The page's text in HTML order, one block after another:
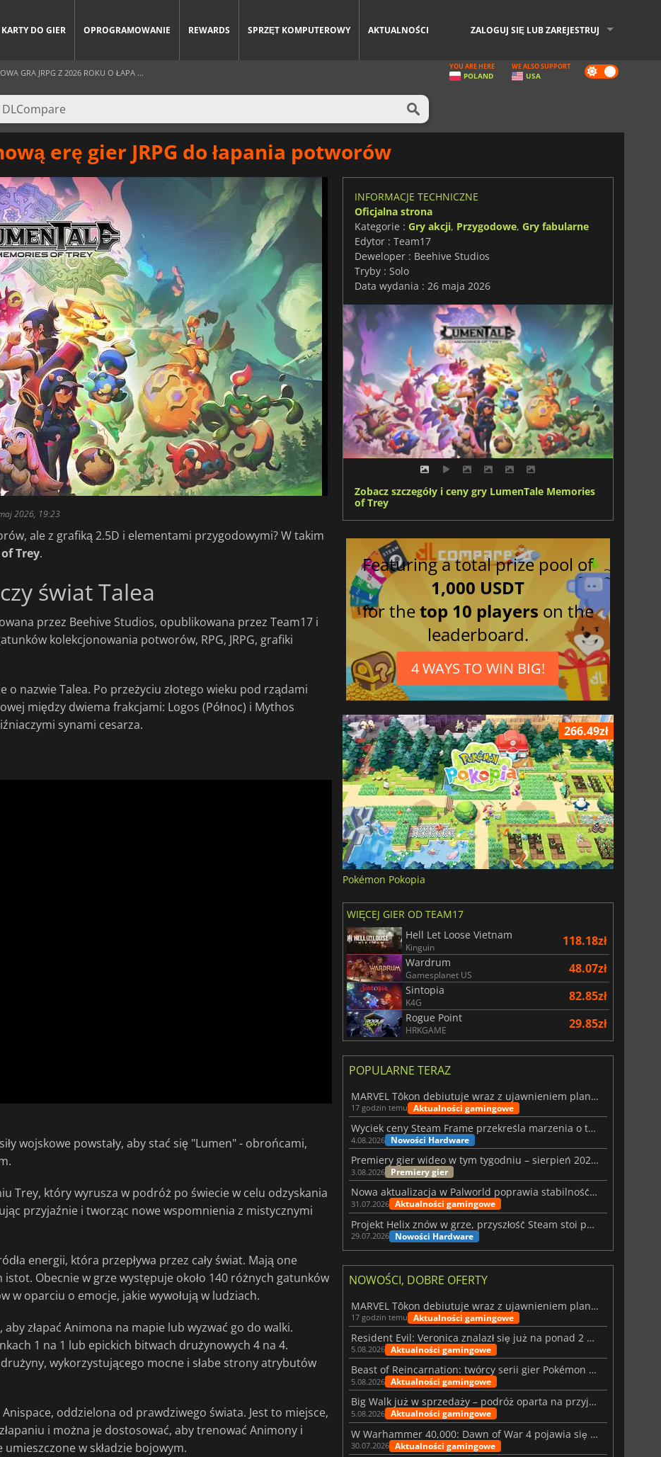
KARTY DO GIER OPROGRAMOWANIE REWARDS SPRZĘT KOMPUTEROWY AKTUALNOŚCI ZALOGUJ SIĘ LUB ZAREJESTRUJ
GRA JRPG Z 2026 ROKU O ŁAPA ... Dark
mode
YOU ARE HERE
POLAND
WE ALSO SUPPORT
USA
erę gier JRPG do łapania potworów
2026, 19:23
ale z grafiką 2.5D i elementami przygodowymi? W takim
Trey.
świat Talea
przez Beehive Studios, opublikowana przez Team17 i
kolekcjonowania potworów, RPG, JRPG, grafiki
o nazwie Talea. Po przeżyciu złotego wieku pod rządami
między dwiema frakcjami: Logos (Północ) i Mythos
synami cesarza.
wojskowe powstały, aby stać się "Lumen" - obrońcami,
Trey, który wyrusza w podróż po świecie w celu odzyskania
przyjaźnie i tworząc nowe wspomnienia z mistycznymi
energii, która przepływa przez cały świat. Mają one
Obecnie w grze występuje około 140 różnych gatunków
w oparciu o emocje, jakie wywołują w ludziach.
złapać Animona na mapie lub wyzwać go do walki.
1 na 1 lub epickich bitwach drużynowych 4 na 4.
wykorzystującego mocne i słabe strony atrybutów
oddzielona od prawdziwego świata. Jest to miejsce,
i można je dostosować, aby trenować Animony i
w składzie bojowym.
INFORMACJE TECHNICZNE
Oficjalna strona
Kategorie : Gry akcji, Przygodowe, Gry fabularne
Edytor : Team17
Deweloper : Beehive Studios
Tryby : Solo
Data wydania : 26 maja 2026
Zobacz szczegóły i ceny gry LumenTale Memories
of Trey
Featuring a total prize pool of
1,000 USDT
for thetop 10 players on the
leaderboard.
4 WAYS TO WIN BIG!
266.49zł
Pokémon Pokopia
WIĘCEJ GIER OD TEAM17
Hell Let Loose Vietnam
Kinguin 118.18zł
Wardrum
Gamesplanet US 48.07zł
Sintopia
K4G 82.85zł
Rogue Point
HRKGAME 29.85zł
POPULARNE TERAZ
MARVEL Tōkon debiutuje wraz z ujawnieniem planu rozwoju na pierwszy rok
17 godzin temu Aktualności gamingowe
Wyciek ceny Steam Frame przekreśla marzenia o tanim zestawie VR
4.08.2026 Nowości Hardware
Premiery gier wideo w tym tygodniu – sierpień 2026 r. (32. tydzień)
3.08.2026 Premiery gier
Nowa aktualizacja w Palworld poprawia stabilność Sunreach i walk z bossami
31.07.2026 Aktualności gamingowe
Projekt Helix znów w grze, przyszłość Steam stoi pod znakiem zapytania
29.07.2026 Nowości Hardware
NOWOŚCI, DOBRE OFERTY
MARVEL Tōkon debiutuje wraz z ujawnieniem planu rozwoju na pierwszy rok
17 godzin temu Aktualności gamingowe
Resident Evil: Veronica znalazł się już na ponad 2 milionach list życzeń
5.08.2026 Aktualności gamingowe
Beast of Reincarnation: twórcy serii gier Pokémon wkraczają na nową ścieżkę
5.08.2026 Aktualności gamingowe
Big Walk już w sprzedaży – podróż oparta na przyjaźni
5.08.2026 Aktualności gamingowe
W Warhammer 40,000: Dawn of War 4 pojawia się frakcja Nekronów
30.07.2026 Aktualności gamingowe